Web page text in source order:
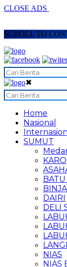
CLOSE ADS
SCROLL TO
✖
Home
Nasional
SUMUT
KARO
DAIRI
DELI
NIAS
NIAS